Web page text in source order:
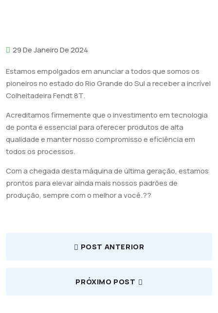
29 De Janeiro De 2024
Estamos empolgados em anunciar a todos que somos os
pioneiros no estado do Rio Grande do Sul a receber a incrível
Colheitadeira Fendt 8T.
Acreditamos firmemente que o investimento em tecnologia
de ponta é essencial para oferecer produtos de alta
qualidade e manter nosso compromisso e eficiência em
todos os processos.
Com a chegada desta máquina de última geração, estamos
prontos para elevar ainda mais nossos padrões de
produção, sempre com o melhor a você.??
POST ANTERIOR
PRÓXIMO POST